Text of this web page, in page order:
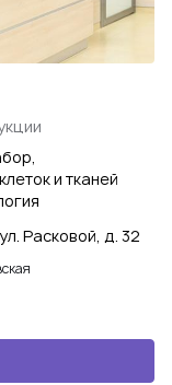
и тканей
Расковой, д. 32